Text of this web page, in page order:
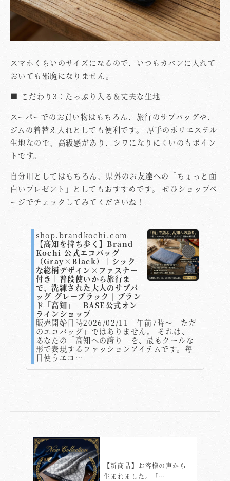
スマホくらいのサイズになるので、いつもカバンに入れて
おいても邪魔になりません。
■ こだわり3：たっぷり入る＆丈夫な生地
スーパーでのお買い物はもちろん、旅行のサブバッグや、
ジムの着替え入れとしても便利です。 厚手のポリエステル
生地なので、高級感があり、シワになりにくいのもポイン
トです。
自分用としてはもちろん、県外のお友達への「ちょっと面
白いプレゼント」としてもおすすめです。 ぜひショップペ
ージでチェックしてみてくださいね！
shop.brandkochi.com
【高知を持ち歩く】Brand
Kochi 公式エコバッグ
（Gray×Black）｜シック
な総柄デザイン×ファスナー
付き｜普段使いから旅行ま
で、洗練された大人のサブバ
ッグ グレーブラック | ブラン
ド「高知」 BASE公式オン
ラインショップ
販売開始日時2026/02/11 午前7時～「ただ
のエコバッグ」ではありません。 それは、
あなたの「高知への誇り」を、最もクールな
形で表現するファッションアイテムです。毎
日使うエコ…
【新商品】お客様の声から
生まれました。「…